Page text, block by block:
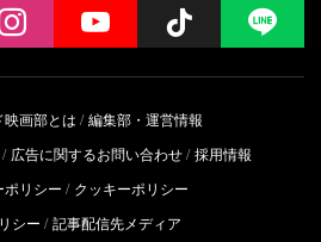
instagramYouTube Follow
映画部とは
編集部・運営情報
広告に関するお問い合わせ 採用情報
ポリシー
クッキーポリシー
シー
記事配信先メディア